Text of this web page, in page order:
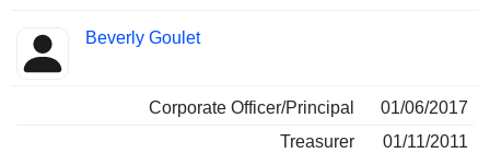
Beverly Goulet
Corporate Officer/Principal
01/06/2017
Treasurer
01/11/2011